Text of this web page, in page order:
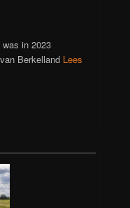
in 2023
Berkelland Lees